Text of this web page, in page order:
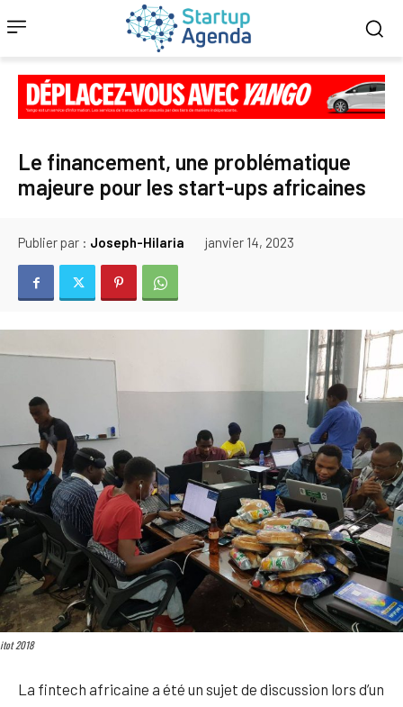
Le financement, une problématique
majeure pour les start-ups africaines
Publier par : Joseph-Hilaria janvier 14, 2023
itot 2018
La fintech africaine a été un sujet de discussion lors d’un